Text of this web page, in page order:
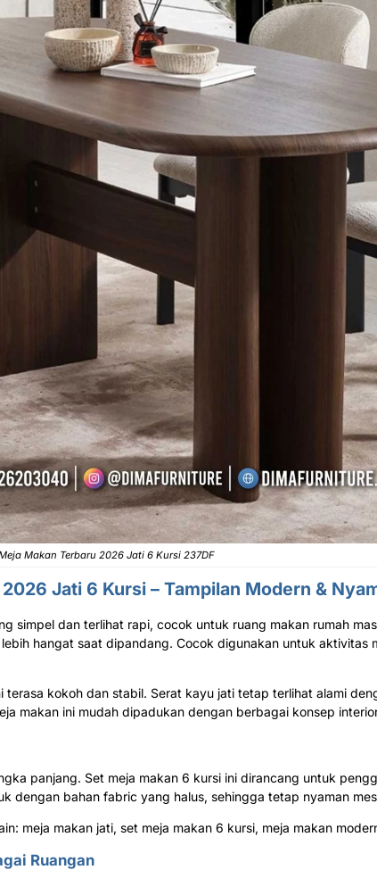
Makan Terbaru 2026 Jati 6 Kursi 237DF
2026 Jati 6 Kursi – Tampilan Modern &
simpel dan terlihat rapi, cocok untuk ruang makan rumah
hangat saat dipandang. Cocok digunakan untuk aktivitas
kokoh dan stabil. Serat kayu jati tetap terlihat alami
makan ini mudah dipadukan dengan berbagai konsep
panjang. Set meja makan 6 kursi ini dirancang untuk
dengan bahan fabric yang halus, sehingga tetap nyaman
meja makan jati, set meja makan 6 kursi, meja makan
Ruangan